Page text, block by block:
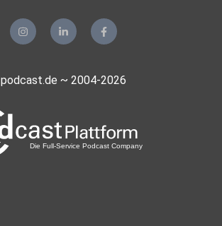
podcast.de ~ 2004-2026